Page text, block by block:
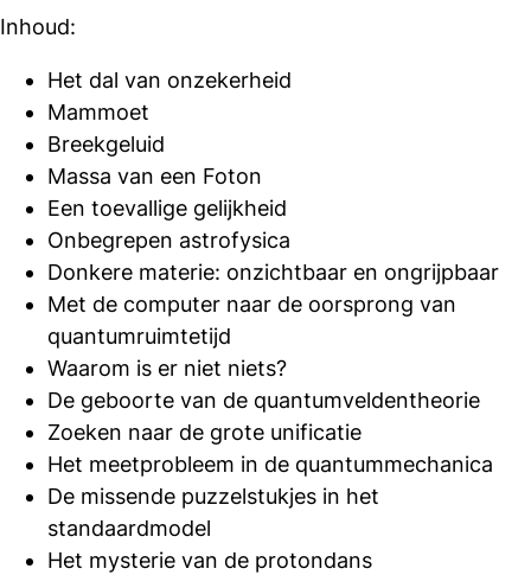
Inhoud:
Het dal van onzekerheid
Mammoet
Breekgeluid
Massa van een Foton
Een toevallige gelijkheid
Onbegrepen astrofysica
Donkere materie: onzichtbaar en ongrijpbaar
Met de computer naar de oorsprong van
quantumruimtetijd
Waarom is er niet niets?
De geboorte van de quantumveldentheorie
Zoeken naar de grote unificatie
Het meetprobleem in de quantummechanica
De missende puzzelstukjes in het
standaardmodel
Het mysterie van de protondans